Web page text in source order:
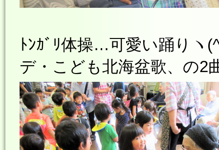
ﾄﾝｶﾞﾘ体操…可愛い踊り
デ・こども北海盆歌、の2